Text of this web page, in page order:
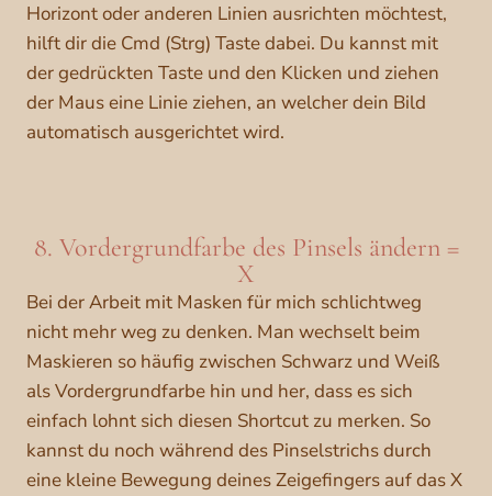
Horizont oder anderen Linien ausrichten möchtest,
hilft dir die Cmd (Strg) Taste dabei. Du kannst mit
der gedrückten Taste und den Klicken und ziehen
der Maus eine Linie ziehen, an welcher dein Bild
automatisch ausgerichtet wird.
8. Vordergrundfarbe des Pinsels ändern =
X
Bei der Arbeit mit Masken für mich schlichtweg
nicht mehr weg zu denken. Man wechselt beim
Maskieren so häufig zwischen Schwarz und Weiß
als Vordergrundfarbe hin und her, dass es sich
einfach lohnt sich diesen Shortcut zu merken. So
kannst du noch während des Pinselstrichs durch
eine kleine Bewegung deines Zeigefingers auf das X